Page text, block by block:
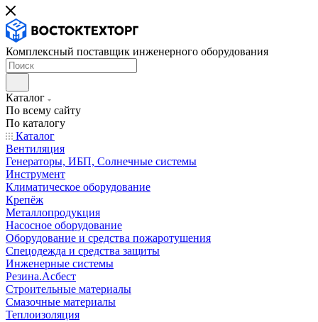
Комплексный поставщик инженерного оборудования
Каталог
По всему сайту
По каталогу
Каталог
Вентиляция
Генераторы, ИБП, Солнечные системы
Инструмент
Климатическое оборудование
Крепёж
Металлопродукция
Насосное оборудование
Оборудование и средства пожаротушения
Спецодежда и средства защиты
Инженерные системы
Резина.Асбест
Строительные материалы
Смазочные материалы
Теплоизоляция